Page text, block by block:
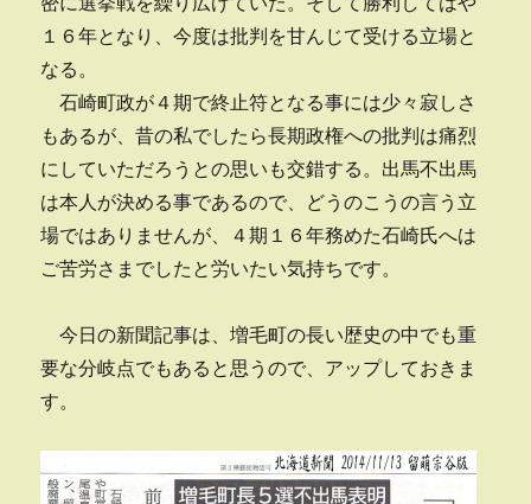
１６年となり、今度は批判を甘んじて受ける立場と
なる。
石崎町政が４期で終止符となる事には少々寂しさ
もあるが、昔の私でしたら長期政権への批判は痛烈
にしていただろうとの思いも交錯する。出馬不出馬
は本人が決める事であるので、どうのこうの言う立
場ではありませんが、４期１６年務めた石崎氏へは
ご苦労さまでしたと労いたい気持ちです。
今日の新聞記事は、増毛町の長い歴史の中でも重
要な分岐点でもあると思うので、アップしておきま
す。